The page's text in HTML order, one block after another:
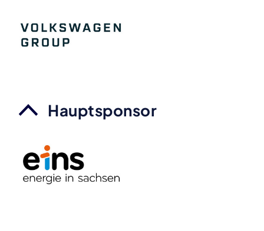
Hauptsponsor